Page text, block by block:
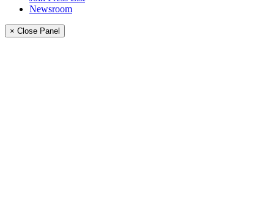
Newsroom
× Close Panel